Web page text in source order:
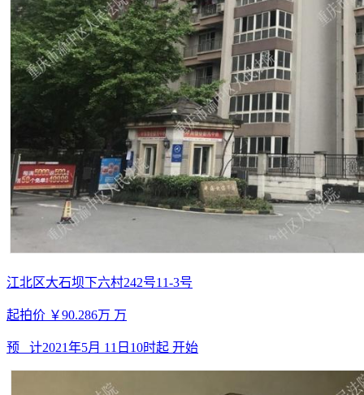
江北区大石坝下六村242号11-3号
起拍价 ￥90.286万 万
预 计2021年5月 11日10时起 开始